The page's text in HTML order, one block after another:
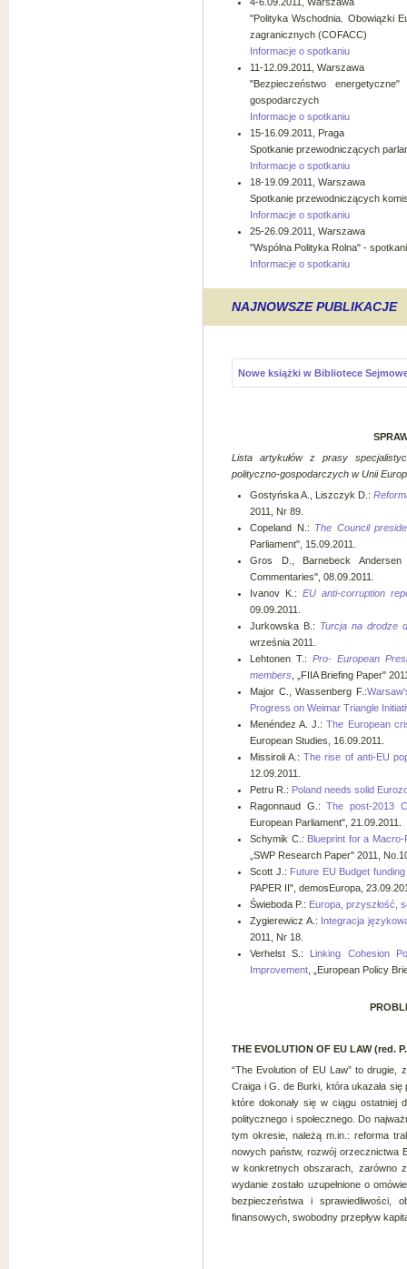
"Polityka Wschodnia. Obowiązki
zagranicznych (COFACC)
Informacje o spotkaniu
11-12.09.2011, Warszawa
"Bezpieczeństwo
gospodarczych
Informacje o spotkaniu
15-16.09.2011, Praga
Spotkanie przewodniczących
Informacje o spotkaniu
18-19.09.2011, Warszawa
Spotkanie przewodniczących
Informacje o spotkaniu
25-26.09.2011, Warszawa
"Wspólna Polityka Rolna" -
Informacje o spotkaniu
NAJNOWSZE PUBLIKACJE
Nowe książki w Bibliotece
Lista artykułów z prasy
polityczno-gospodarczych w Unii
Gostyńska A., Liszczyk D.:
2011, Nr 89.
Copeland N.: The Council
Parliament", 15.09.2011.
Gros D., Barnebeck
Commentaries", 08.09.2011.
Ivanov K.: EU anti-corruption
09.09.2011.
Jurkowska B.: Turcja na drodze
września 2011.
Lehtonen T.: Pro- European
members , „FIIA Briefing Paper"
Major C., Wassenberg F.:
Progress on Weimar Triangle
Menéndez A. J.:The European
European Studies, 16.09.2011.
Missiroli A.:The rise of anti-EU
12.09.2011.
Petru R.: Poland needs solid
Ragonnaud G.:The post-2013
European Parliament", 21.09.2011.
Schymik C.: Blueprint for a
„SWP Research Paper" 2011,
Scott J.: Future EU Budget
PAPER II", demosEuropa,
Świeboda P.: Europa, przyszłość,
Zygierewicz A.: Integracja
2011, Nr 18.
Verhelst S.: Linking Cohesion
Improvement , „European Policy
THE EVOLUTION OF EU LAW (red.
“The Evolution of EU Law” to drugie,
Craiga i G. de Burki, która ukazała
które dokonały się w ciągu ostatniej
politycznego i społecznego. Do
tym okresie, należą m.in.: reforma
nowych państw, rozwój orzecznictwa
w konkretnych obszarach, zarówno
wydanie zostało uzupełnione o
bezpieczeństwa i sprawiedliwości,
finansowych, swobodny przepływ